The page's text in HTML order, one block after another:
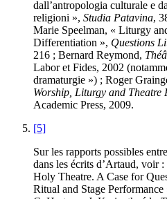
dall’antropologia culturale e
religioni », Studia Patavina,
Marie Speelman, « Liturgy
Differentiation », Questions
216 ; Bernard Reymond,
Labor et Fides, 2002
dramaturgie ») ; Roger
Worship, Liturgy and Theatre
Academic Press, 2009.
[5]
Sur les rapports possibles
dans les écrits d’Artaud, voir
Holy Theatre. A Case for
Ritual and Stage Performance